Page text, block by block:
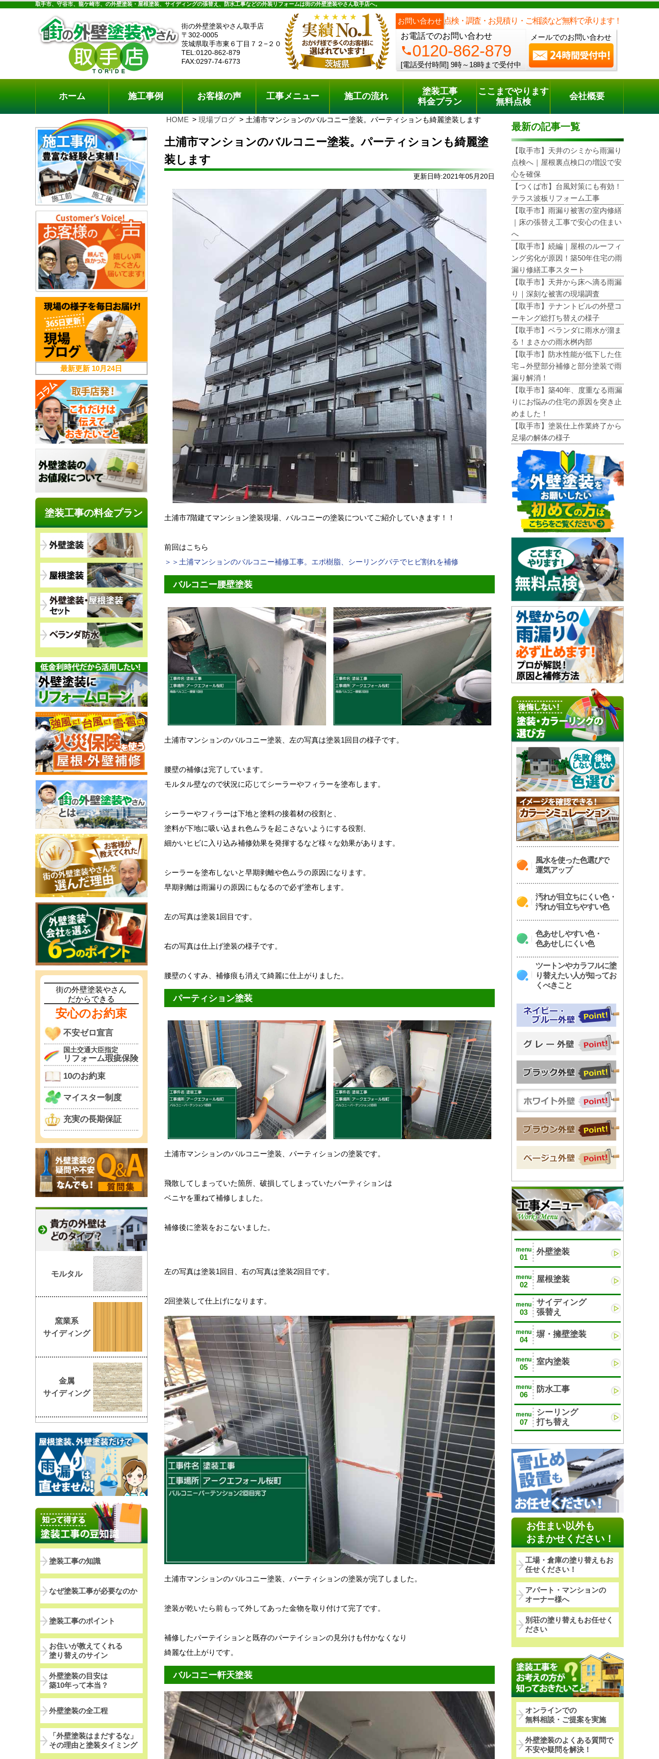
取手市、守谷市、龍ケ崎市、の外壁塗装・屋根塗装、サイディングの張替え、防水工事などの外装リフォームは街の外壁塗装やさん取手店へ。
街の外壁塗装やさん取手店
〒302-0005
茨城県取手市東６丁目７２−２０
TEL:0120-862-879
FAX:0297-74-6773
お問い合わせ 点検・調査・お見積り・ご相談など無料で承ります！
お電話でのお問い合わせ
phone0120-862-879
[電話受付時間] 9時～18時まで受付中
メールでのお問い合わせ
料金プラン 無料点検
電話でのご相談 [9時～18時まで受付中]
phone0120-862-879
ホーム 施工事例 お客様の声 工事メニュー 施工の流れ
塗装工事
料金プラン
ここまでやります
無料点検
会社概要
HOME 現場ブログ 土浦市マンションのバルコニー塗装。パーティションも綺麗塗装します
土浦市マンションのバルコニー塗装。パーティションも綺麗塗
装します
更新日時:2021年05月20日
土浦市7階建てマンション塗装現場、バルコニーの塗装についてご紹介していきます！！
前回はこちら
＞＞土浦マンションのバルコニー補修工事。エポ樹脂、シーリングパテでヒビ割れを補修
バルコニー腰壁塗装
土浦市マンションのバルコニー塗装、左の写真は塗装1回目の様子です。
腰壁の補修は完了しています。
モルタル壁なので状況に応じてシーラーやフィラーを塗布します。
シーラーやフィラーは下地と塗料の接着材の役割と、
塗料が下地に吸い込まれ色ムラを起こさないようにする役割、
細かいヒビに入り込み補修効果を発揮するなど様々な効果があります。
シーラーを塗布しないと早期剥離や色ムラの原因になります。
早期剥離は雨漏りの原因にもなるので必ず塗布します。
左の写真は塗装1回目です。
右の写真は仕上げ塗装の様子です。
腰壁のくすみ、補修痕も消えて綺麗に仕上がりました。
パーティション塗装
土浦市マンションのバルコニー塗装、 パーティションの塗装です。
飛散してしまっていた箇所、破損してしまっていたパーティションは
ベニヤを重ねて補修しました。
補修後に塗装をおこないました。
左の写真は塗装1回目、右の写真は塗装2回目です。
2回塗装して仕上げになります。
土浦市マンションのバルコニー塗装、パーティションの塗装が完了しました。
塗装が乾いたら前もって外してあった金物を取り付けて完了です。
補修したパーテイションと既存のパーテイションの見分けも付かなくなり
綺麗な仕上がりです。
バルコニー軒天塗装
最新の記事一覧
【取手市】天井のシミから雨漏り
点検へ｜屋根裏点検口の増設で安
心を確保
【つくば市】台風対策にも有効！
テラス波板リフォーム工事
【取手市】雨漏り被害の室内修繕
｜床の張替え工事で安心の住まい
へ
【取手市】続編｜屋根のルーフィ
ング劣化が原因！築50年住宅の雨
漏り修繕工事スタート
【取手市】天井から床へ滴る雨漏
り｜深刻な被害の現場調査
【取手市】テナントビルの外壁コ
ーキング総打ち替えの様子
【取手市】ベランダに雨水が溜ま
る！まさかの雨水桝内部
【取手市】防水性能が低下した住
宅→外壁部分補修と部分塗装で雨
漏り解消！
【取手市】築40年、度重なる雨漏
りにお悩みの住宅の原因を突き止
めました！
【取手市】塗装仕上作業終了から
足場の解体の様子
風水を使った色選びで
運気アップ
汚れが目立ちにくい色・
汚れが目立ちやすい色
色あせしやすい色・
色あせしにくい色
ツートンやカラフルに塗
り替えたい人が知ってお
くべきこと
menu
01
外壁塗装
menu
02
屋根塗装
menu
03
サイディング
張替え
menu
04
塀・擁壁塗装
menu
05
室内塗装
menu
06
防水工事
menu
07
シーリング
打ち替え
お住まい以外も
おまかせください！
工場・倉庫の塗り替えもお
任せください！
アパート・マンションの
オーナー様へ
別荘の塗り替えもお任せく
ださい
オンラインでの
無料相談・ご提案を実施
外壁塗装のよくある質問で
不安や疑問を解決！
最新更新 10月24日
塗装工事の料金プラン
街の外壁塗装やさん
だからできる
安心のお約束
不安ゼロ宣言
国土交通大臣指定
リフォーム瑕疵保険
10のお約束
マイスター制度
充実の長期保証
モルタル
窯業系
サイディング
金属
サイディング
塗装工事の知識
なぜ塗装工事が必要なのか
塗装工事のポイント
お住いが教えてくれる
塗り替えのサイン
外壁塗装の目安は
築10年って本当？
外壁塗装の全工程
「外壁塗装はまだするな」
その理由と塗装タイミング